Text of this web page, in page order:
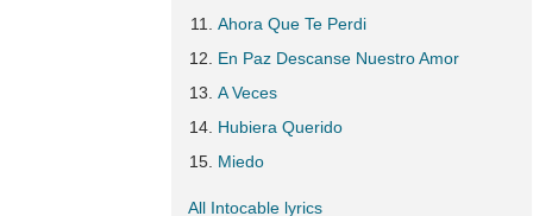
Ahora Que Te Perdi
En Paz Descanse Nuestro Amor
A Veces
Hubiera Querido
Miedo
All Intocable lyrics